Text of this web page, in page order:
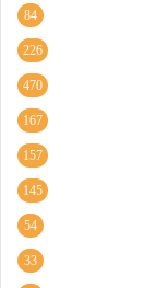
84
226
470
167
157
145
54
33